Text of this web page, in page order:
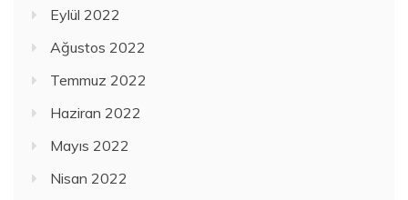
Eylül 2022
Ağustos 2022
Temmuz 2022
Haziran 2022
Mayıs 2022
Nisan 2022